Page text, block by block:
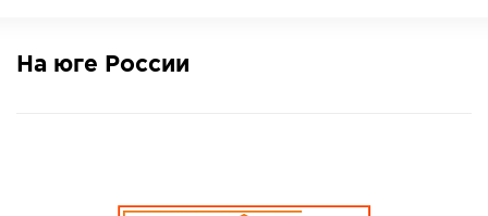
НОВОСТИ
АФИША
На юге России